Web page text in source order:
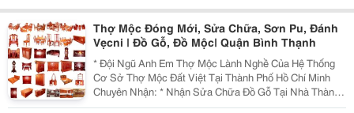
Thợ Mộc Đóng Mới, Sửa Chữa, Sơn Pu, Đánh
Vẹcni | Đồ Gỗ, Đồ Mộc| Quận Bình Thạnh
* Đội Ngũ Anh Em Thợ Mộc Lành Nghề Của Hệ Thống
Cơ Sở Thợ Mộc Đất Việt Tại Thành Phố Hồ Chí Minh
Chuyên Nhận: * Nhận Sửa Chữa Đồ Gỗ Tại Nhà Thành
Phố Hồ Chí Minh - Sửa Chữa Cửa Sổ, Cửa Thông